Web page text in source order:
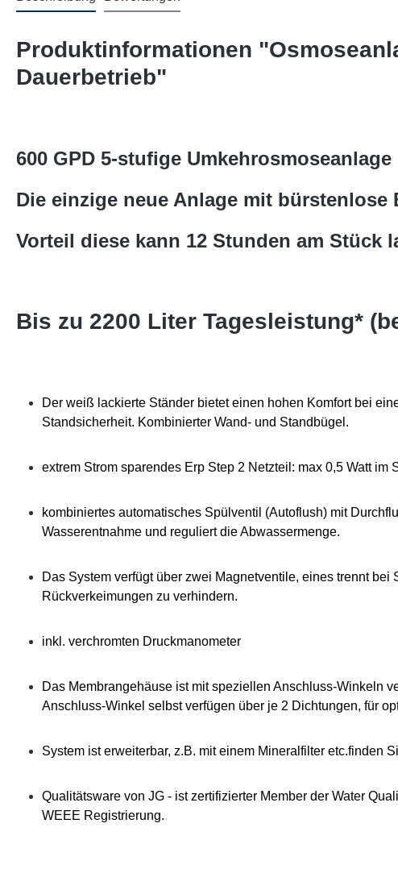
Produktinformationen
Dauerbetrieb"
600 GPD 5-stufige Umkehrosmoseanlage
Die einzige neue Anlage mit bürstenlose
Vorteil diese kann 12 Stunden am Stück
Bis zu 2200 Liter Tagesleistung*
Der weiß lackierte Ständer bietet einen hohen Komfort bei
Standsicherheit. Kombinierter Wand- und Standbügel.
extrem Strom sparendes Erp Step 2 Netzteil: max 0,5 Watt
kombiniertes automatisches Spülventil (Autoflush) mit
Wasserentnahme und reguliert die Abwassermenge.
Das System verfügt über zwei Magnetventile, eines trennt
Rückverkeimungen zu verhindern.
inkl. verchromten Druckmanometer
Das Membrangehäuse ist mit speziellen Anschluss-Winkeln
Anschluss-Winkel selbst verfügen über je 2 Dichtungen, für
System ist erweiterbar, z.B. mit einem Mineralfilter etc.finden
Qualitätsware von JG - ist zertifizierter Member der Water
WEEE Registrierung.